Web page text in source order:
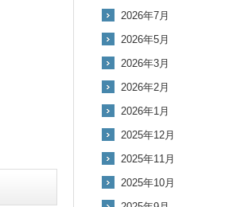
2026年7月
2026年5月
2026年3月
2026年2月
2026年1月
2025年12月
2025年11月
2025年10月